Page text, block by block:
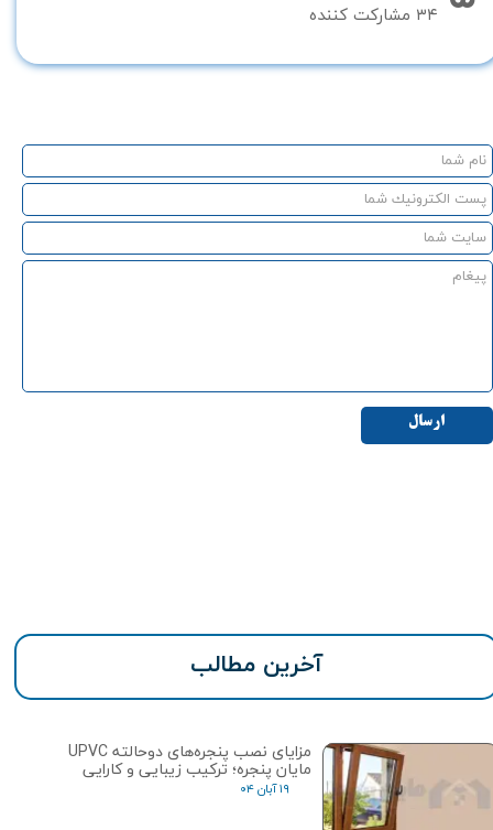
۳۴ مشارکت کننده
آخرین مطالب
مزایای نصب پنجره‌های دوحالته UPVC
مایان پنجره؛ ترکیب زیبایی و کارایی
۱۹ آبان ۰۴
ارسال